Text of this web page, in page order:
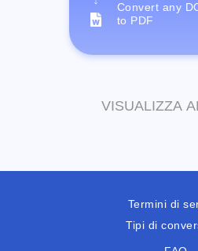
Convert any
to PDF
VISUALIZZA
Termini di
Tipi di